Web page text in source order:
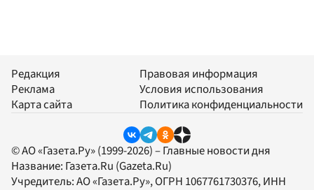
Редакция
Реклама
Карта сайта
Правовая информация
Условия использования
Политика конфиденциальности
© АО «Газета.Ру» (1999-2026) – Главные новости дня
Название: Газета.Ru (Gazeta.Ru)
Учредитель:АО «Газета.Ру», ОГРН 1067761730376, ИНН